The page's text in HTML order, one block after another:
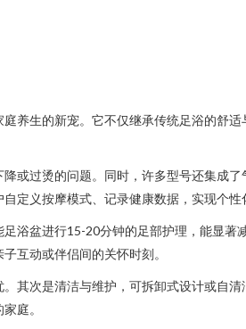
养生的新宠。它不仅继承传统足浴的舒适
或过烫的问题。同时，许多型号还集成了
定义按摩模式、记录健康数据，实现个性
浴盆进行15-20分钟的足部护理，能显著
互动或伴侣间的关怀时刻。
其次是清洁与维护，可拆卸式设计或自
庭。